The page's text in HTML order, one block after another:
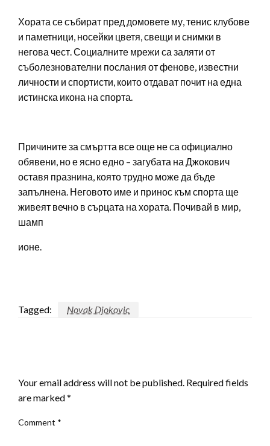
Хората се събират пред домовете му, тенис клубове
и паметници, носейки цветя, свещи и снимки в
негова чест. Социалните мрежи са заляти от
съболезнователни послания от фенове, известни
личности и спортисти, които отдават почит на една
истинска икона на спорта.
Причините за смъртта все още не са официално
обявени, но е ясно едно – загубата на Джокович
оставя празнина, която трудно може да бъде
запълнена. Неговото име и принос към спорта ще
живеят вечно в сърцата на хората. Почивай в мир,
шамп
ионе.
Tagged: Novak Djokovic
Your email address will not be published. Required fields
are marked*
Comment *